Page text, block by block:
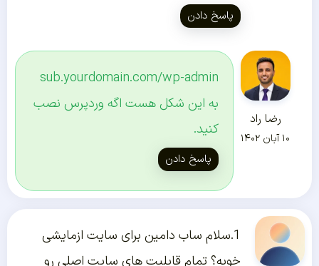
پاسخ دادن
رضا راد
۱۰ آبان ۱۴۰۲
sub.yourdomain.com/wp-admin
به این شکل هست اگه وردپرس نصب
کنید.
پاسخ دادن
1.سلام ساب دامین برای سایت ازمایشی
خوبه؟ تمام قابلیت های سایت اصلی رو